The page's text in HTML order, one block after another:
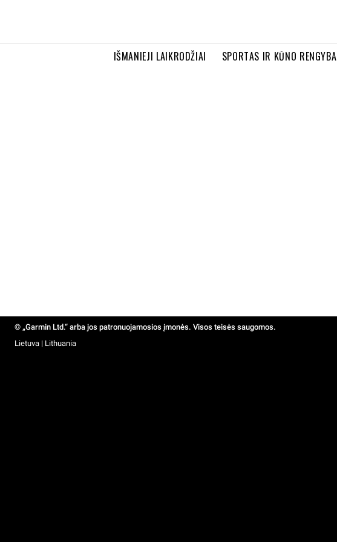
IŠMANIEJI LAIKRODŽIAI SPORTAS IR KŪNO RENGYBA
© „Garmin Ltd.“ arba jos patronuojamosios įmonės. Visos teisės saugomos.
Lietuva | Lithuania